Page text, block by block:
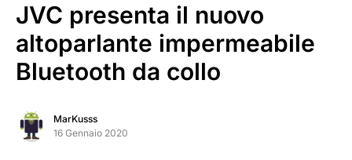
JVC presenta il nuovo
altoparlante impermeabile
Bluetooth da collo
MarKusss
16 Gennaio 2020